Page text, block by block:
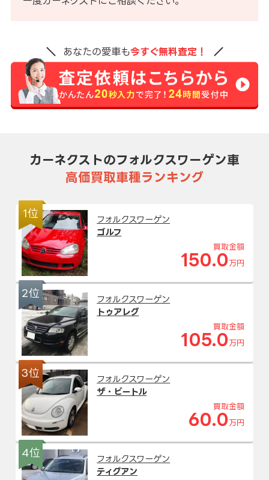
あなたの愛車も今すぐ無料査定！
カーネクストのフォルクスワーゲン車
高価買取車種ランキング
1位
フォルクスワーゲン
ゴルフ
買取金額
150.0 万円
2位
フォルクスワーゲン
トゥアレグ
買取金額
105.0 万円
3位
フォルクスワーゲン
ザ・ビートル
買取金額
60.0 万円
4位
フォルクスワーゲン
ティグアン